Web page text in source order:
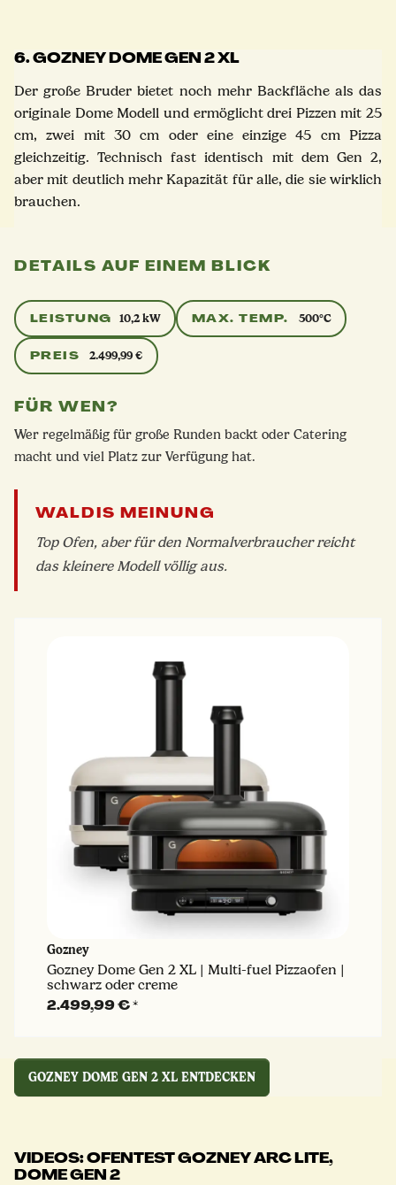
6. GOZNEY DOME GEN 2 XL
Der große Bruder bietet noch mehr Backfläche als das
originale Dome Modell und ermöglicht drei Pizzen mit 25
cm, zwei mit 30 cm oder eine einzige 45 cm Pizza
gleichzeitig. Technisch fast identisch mit dem Gen 2,
aber mit deutlich mehr Kapazität für alle, die sie wirklich
brauchen.
DETAILS AUF EINEM BLICK
LEISTUNG 10,2 kW MAX. TEMP. 500°C
PREIS 2.499,99 €
FÜR WEN?
Wer regelmäßig für große Runden backt oder Catering
macht und viel Platz zur Verfügung hat.
WALDIS MEINUNG
Top Ofen, aber für den Normalverbraucher reicht
das kleinere Modell völlig aus.
Gozney
Gozney Dome Gen 2 XL | Multi-fuel Pizzaofen |
schwarz oder creme
2.499,99 €*
GOZNEY DOME GEN 2 XL ENTDECKEN
VIDEOS: OFENTEST GOZNEY ARC LITE,
DOME GEN 2